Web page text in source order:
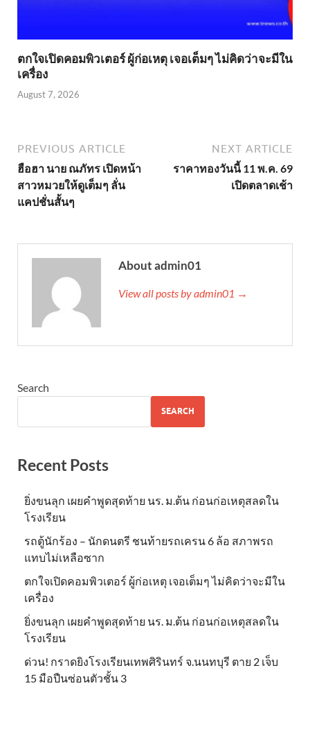
ตกใจเปิดคอมพิวเตอร์ ผู้ก่อเหตุ เจอเต็มๆ ไม่คิดว่าจะมีใน
เครื่อง
August 7, 2026
PREVIOUS ARTICLE
ฮือฮา นาย ณภัทร เปิดหน้า
สาวหมวยให้ดูเต็มๆ ลั่น
แคปชั่นสั้นๆ
NEXT ARTICLE
ราคาทองวันนี้ 11 พ.ค. 69
เปิดตลาดเช้า
About admin01
View all posts by admin01 →
Search
SEARCH
Recent Posts
ยิ่งขนลุก เผยคำพูดสุดท้าย นร. ม.ต้น ก่อนก่อเหตุสลดใน
โรงเรียน
รถตู้นักร้อง – นักดนตรี ชนท้ายรถเครน 6 ล้อ สภาพรถ
แทบไม่เหลือซาก
ตกใจเปิดคอมพิวเตอร์ ผู้ก่อเหตุ เจอเต็มๆ ไม่คิดว่าจะมีใน
เครื่อง
ยิ่งขนลุก เผยคำพูดสุดท้าย นร. ม.ต้น ก่อนก่อเหตุสลดใน
โรงเรียน
ด่วน! กราดยิงโรงเรียนเทพศิรินทร์ จ.นนทบุรี ตาย 2 เจ็บ
15 มือปืนซ่อนตัวชั้น 3